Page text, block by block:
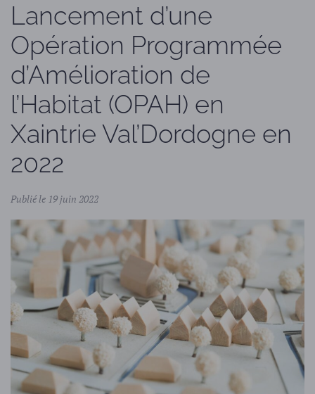
Lancement d’une
Opération Programmée
d’Amélioration de
l’Habitat (OPAH) en
Xaintrie Val’Dordogne en
2022
Publié le 19 juin 2022